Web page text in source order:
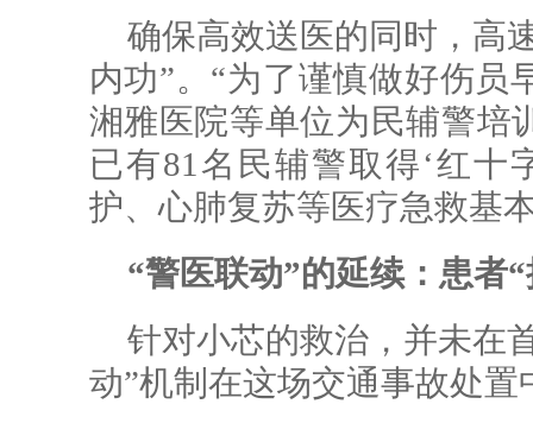
确保高效送医的同时，高
内功”。“为了谨慎做好伤员
湘雅医院等单位为民辅警培
已有81名民辅警取得‘红十
护、心肺复苏等医疗急救基
“警医联动”的延续：患者
针对小芯的救治，并未在
动”机制在这场交通事故处置